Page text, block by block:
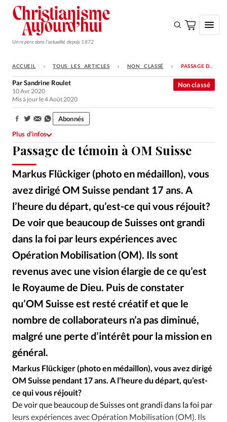
Un repère dans l'actualité depuis 1872
S'ABONNER
Monde
Opinions
Tous les articles
Faire un don
Se connecter
Édition: Internationale
CHF
Tous les articles
Actualité chrétienne
Actualité internationale
Chronique
Culture
Dossier
Eglises Foi Génération réveil
Monde
Opinions
Publireportage
Relations Aujourd'hui
Société
Tour du monde des Eglises
Trait d'Ixène
Vécu
Vie Intérieure
ACCUEIL TOUS LES ARTICLES NON CLASSÉ PASSAGE DE TÉMOIN À OM SUISSE
Passage de témoin à OM Suisse
Markus Flückiger (photo en médaillon), vous
avez dirigé OM Suisse pendant 17 ans. A
l’heure du départ, qu’est-ce qui vous réjouit?
De voir que beaucoup de Suisses ont grandi
dans la foi par leurs expériences avec
Opération Mobilisation (OM). Ils sont
revenus avec une vision élargie de ce qu’est
le Royaume de Dieu. Puis de constater
qu’OM Suisse est resté créatif et que le
nombre de collaborateurs n’a pas diminué,
malgré une perte d’intérêt pour la mission en
général.
Non classé
ParSandrine Roulet
10 Avr 2020
Mis à jour le 4 Août 2020
Partager:
Abonnés
Plus d’infos
Markus Flückiger (photo en médaillon), vous avez dirigé
OM Suisse pendant 17 ans. A l’heure du départ, qu’est-
ce qui vous réjouit?
De voir que beaucoup de Suisses ont grandi dans la foi par
leurs expériences avec Opération Mobilisation (OM). Ils